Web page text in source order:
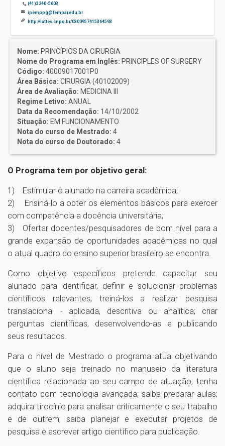
(41)3240-5603
ipemppg@fempar.edu.br
http://lattes.cnpq.br/0300957415364593
Nome: PRINCÍPIOS DA CIRURGIA
Nome do Programa em Inglês: PRINCIPLES OF SURGERY
Código: 40009017001P0
Área Básica: CIRURGIA (40102009)
Área de Avaliação: MEDICINA III
Regime Letivo: ANUAL
Data da Recomendação: 14/10/2002
Situação: EM FUNCIONAMENTO
Nota do curso de Mestrado: 4
Nota do curso de Doutorado: 4
O Programa tem por objetivo geral:
1) Estimular o alunado na carreira acadêmica;
2) Ensiná-lo a obter os elementos básicos para exercer
com competência a docência universitária;
3) Ofertar docentes/pesquisadores de bom nível para a
grande expansão de oportunidades acadêmicas no qual
o atual quadro do ensino superior brasileiro se encontra.
Como objetivo específicos pretende capacitar seu
alunado para identificar, definir e solucionar problemas
científicos relevantes; treiná-los a realizar pesquisa
translacional - aplicada, descritiva ou analítica; criar
perguntas científicas, desenvolvendo-as e publicando
seus resultados.
Para o nível de Mestrado o programa atua objetivando
que o aluno seja treinado no manuseio da literatura
científica relacionada ao seu campo de atuação; tenha
contato com tecnologia avançada; saiba preparar aulas;
adquira tirocínio para analisar criticamente o seu trabalho
e de outrem; saiba planejar e executar projetos de
pesquisa e escrever artigo científico para publicação.